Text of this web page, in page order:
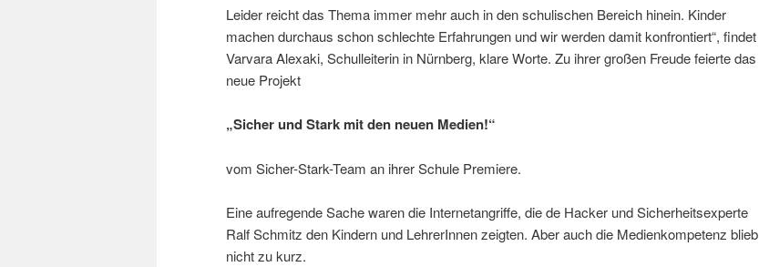
Leider reicht das Thema immer mehr auch in den schulischen Bereich hinein. Kinder
machen durchaus schon schlechte Erfahrungen und wir werden damit konfrontiert“, findet
Varvara Alexaki, Schulleiterin in Nürnberg, klare Worte. Zu ihrer großen Freude feierte das
neue Projekt
„Sicher und Stark mit den neuen Medien!“
vom Sicher-Stark-Team an ihrer Schule Premiere.
Eine aufregende Sache waren die Internetangriffe, die de Hacker und Sicherheitsexperte
Ralf Schmitz den Kindern und LehrerInnen zeigten. Aber auch die Medienkompetenz blieb
nicht zu kurz.